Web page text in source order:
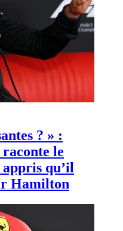
? » :
le
qu’il
Hamilton